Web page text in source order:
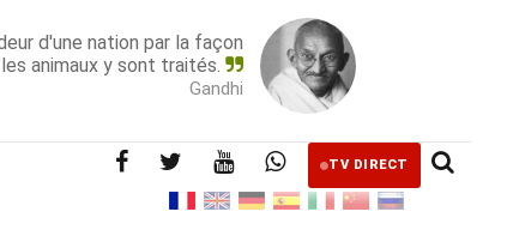
d'une nation par la façon
animaux y sont traités.
Gandhi
TV DIRECT